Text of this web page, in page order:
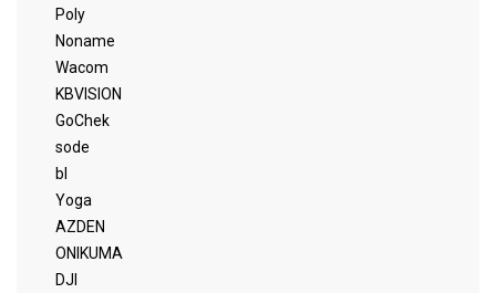
Poly
Noname
Wacom
KBVISION
GoChek
sode
bl
Yoga
AZDEN
ONIKUMA
DJI